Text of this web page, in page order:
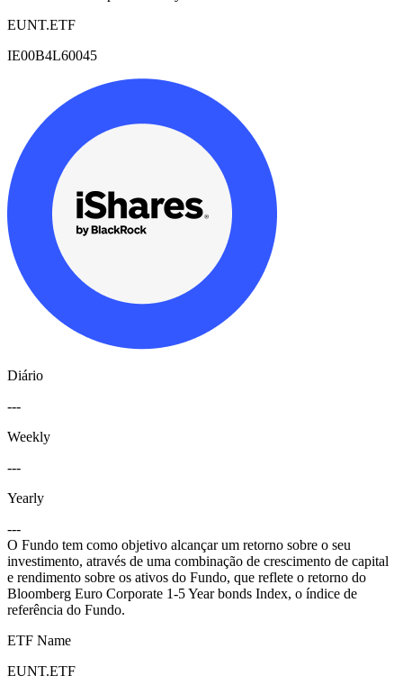
EUNT.ETF
IE00B4L60045
Diário
---
Weekly
---
Yearly
---
O Fundo tem como objetivo alcançar um retorno sobre o seu
investimento, através de uma combinação de crescimento de capital
e rendimento sobre os ativos do Fundo, que reflete o retorno do
Bloomberg Euro Corporate 1-5 Year bonds Index, o índice de
referência do Fundo.
ETF Name
EUNT.ETF